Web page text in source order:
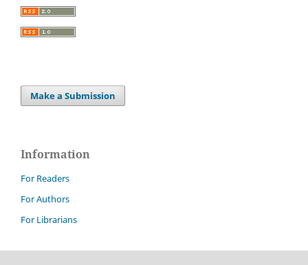
Make a Submission
Information
For Readers
For Authors
For Librarians